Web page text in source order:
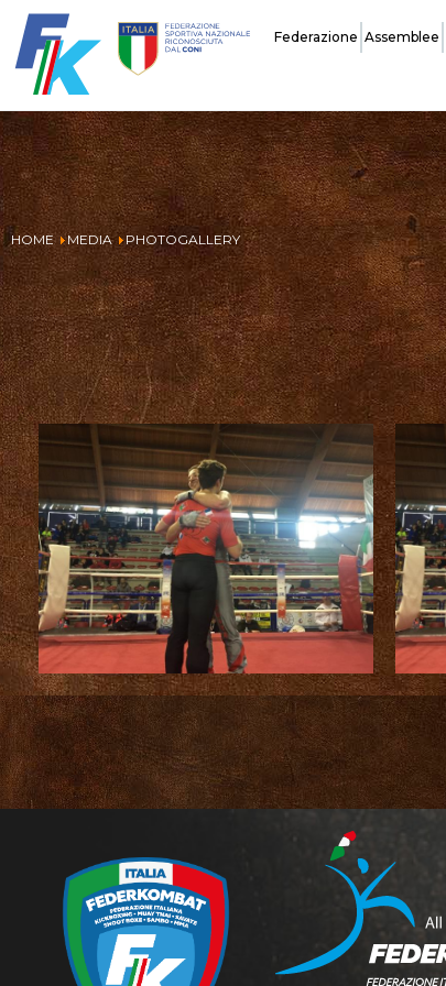
Federazione Assemblee
HOME MEDIA PHOTOGALLERY
Storia
Carte Federali
Assicurazione
Tecnici
Kickboxing
Shoot Boxe
CUSL Spelpaus